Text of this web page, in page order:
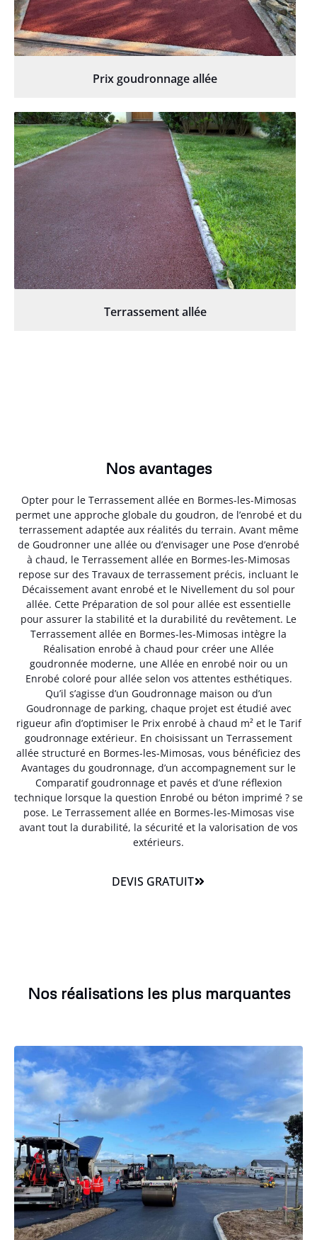
Prix goudronnage allée
Terrassement allée
Nos avantages
Opter pour le Terrassement allée en Bormes-les-Mimosas
permet une approche globale du goudron, de l’enrobé et du
terrassement adaptée aux réalités du terrain. Avant même
de Goudronner une allée ou d’envisager une Pose d’enrobé
à chaud, le Terrassement allée en Bormes-les-Mimosas
repose sur des Travaux de terrassement précis, incluant le
Décaissement avant enrobé et le Nivellement du sol pour
allée. Cette Préparation de sol pour allée est essentielle
pour assurer la stabilité et la durabilité du revêtement. Le
Terrassement allée en Bormes-les-Mimosas intègre la
Réalisation enrobé à chaud pour créer une Allée
goudronnée moderne, une Allée en enrobé noir ou un
Enrobé coloré pour allée selon vos attentes esthétiques.
Qu’il s’agisse d’un Goudronnage maison ou d’un
Goudronnage de parking, chaque projet est étudié avec
rigueur afin d’optimiser le Prix enrobé à chaud m² et le Tarif
goudronnage extérieur. En choisissant un Terrassement
allée structuré en Bormes-les-Mimosas, vous bénéficiez des
Avantages du goudronnage, d’un accompagnement sur le
Comparatif goudronnage et pavés et d’une réflexion
technique lorsque la question Enrobé ou béton imprimé ? se
pose. Le Terrassement allée en Bormes-les-Mimosas vise
avant tout la durabilité, la sécurité et la valorisation de vos
extérieurs.
DEVIS GRATUIT
Nos réalisations les plus marquantes